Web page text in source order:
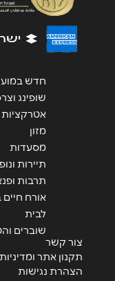
חדש
שופינג
אטרקציות
מזון
מסעדות
תיירות
תרבות
אורח חיים
לבית
שוברים
צור קשר
תקנון אתר
הצהרת נגישות